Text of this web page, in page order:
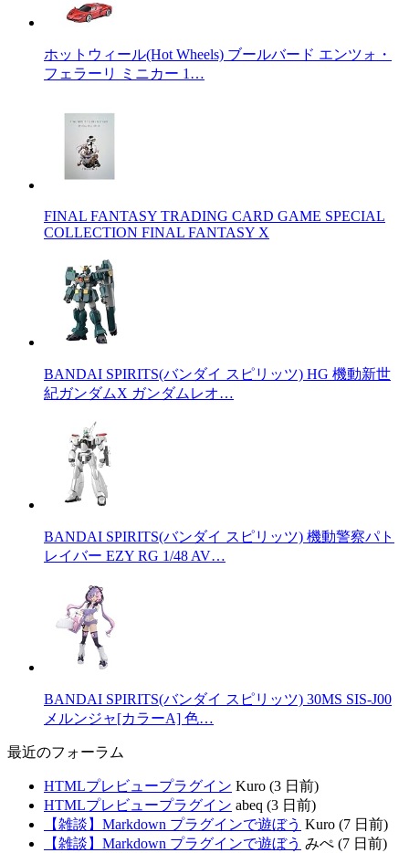
ホットウィール(Hot Wheels) ブールバード エンツォ・
フェラーリ ミニカー 1…
FINAL FANTASY TRADING CARD GAME SPECIAL
COLLECTION FINAL FANTASY X
BANDAI SPIRITS(バンダイ スピリッツ) HG 機動新世
紀ガンダムX ガンダムレオ…
BANDAI SPIRITS(バンダイ スピリッツ) 機動警察パト
レイバー EZY RG 1/48 AV…
BANDAI SPIRITS(バンダイ スピリッツ) 30MS SIS-J00
メルンジャ[カラーA] 色…
最近のフォーラム
HTMLプレビュープラグイン Kuro (3 日前)
HTMLプレビュープラグイン abeq (3 日前)
【雑談】Markdown プラグインで遊ぼう Kuro (7 日前)
【雑談】Markdown プラグインで遊ぼう みぺ (7 日前)